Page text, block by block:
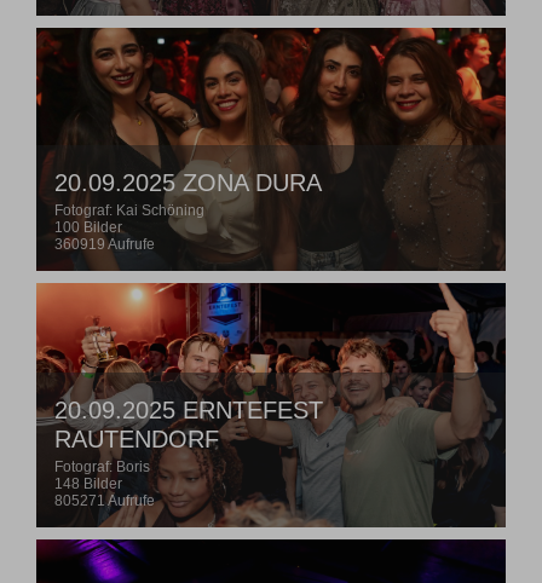
20.09.2025 ZONA DURA
Fotograf: Kai Schöning
100 Bilder
360919 Aufrufe
20.09.2025 ERNTEFEST
RAUTENDORF
Fotograf: Boris
148 Bilder
805271 Aufrufe